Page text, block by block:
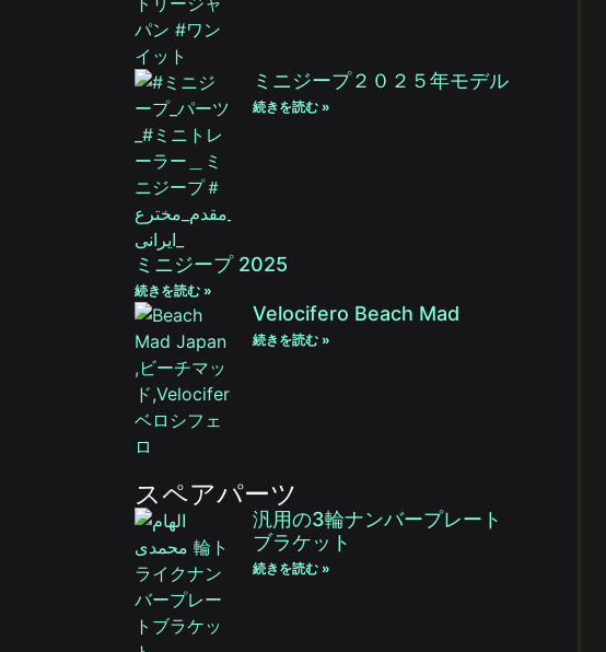
ミニジープ２０２５年モデル
続きを読む »
ミニジープ 2025
続きを読む »
Velocifero Beach Mad
続きを読む »
スペアパーツ
汎用の3輪ナンバープレート
ブラケット
続きを読む »